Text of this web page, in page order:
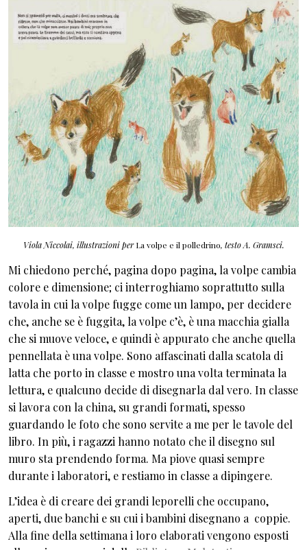
Viola Niccolai, illustrazioni perLa volpe e il polledrino, testo A. Gramsci.
Mi chiedono perché, pagina dopo pagina, la volpe cambia
colore e dimensione; ci interroghiamo soprattutto sulla
tavola in cui la volpe fugge come un lampo, per decidere
che, anche se è fuggita, la volpe c’è, è una macchia gialla
che si muove veloce, e quindi è appurato che anche quella
pennellata è una volpe. Sono affascinati dalla scatola di
latta che porto in classe e mostro una volta terminata la
lettura, e qualcuno decide di disegnarla dal vero. In classe
si lavora con la china, su grandi formati, spesso
guardando le foto che sono servite a me per le tavole del
libro. In più, i ragazzi hanno notato che il disegno sul
muro sta prendendo forma. Ma piove quasi sempre
durante i laboratori, e restiamo in classe a dipingere.
L’idea è di creare dei grandi leporelli che occupano,
aperti, due banchi e su cui i bambini disegnano a coppie.
Alla fine della settimana i loro elaborati vengono esposti